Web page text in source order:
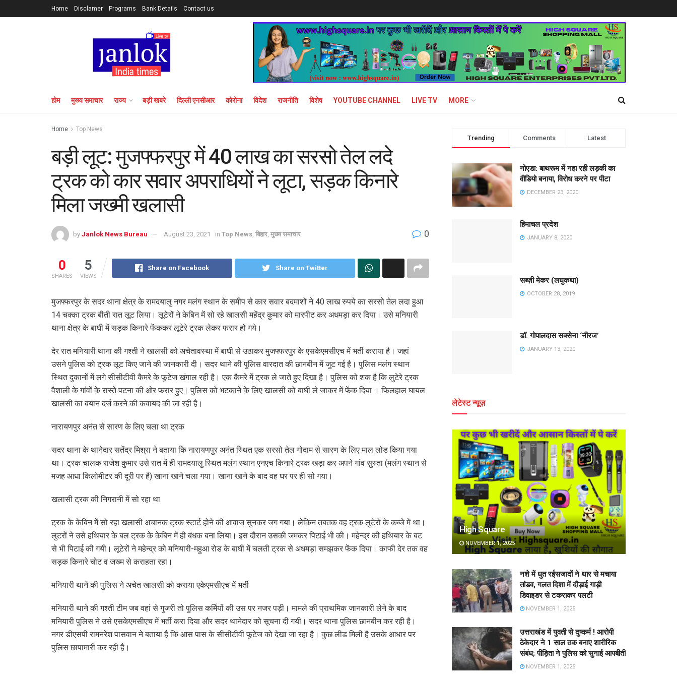
Home Disclamer Programs Bank Details Contact us
होम मुख्य समाचार राज्य बड़ी खबरे दिल्ली एनसीआर कोरोना विदेश राजनीति विशेष YOUTUBE CHANNEL LIVE TV MORE
Home Top News
बड़ी लूट: मुजफ्फरपुर में 40 लाख का सरसो तेल लदे
ट्रक को कार सवार अपराधियों ने लूटा, सड़क किनारे
मिला जख्मी खलासी
by Janlok News Bureau August 23, 2021 in Top News बिहार, मुख्य समाचार 0
0
SHARES
5
VIEWS
Share on Facebook Share on Twitter
मुजफ्फरपुर के सदर थाना क्षेत्र के रामदयालु नगर मलंग स्थान के समीप से कार सवार बदमाशों ने 40 लाख रुपये का सरसो तेल लदा हुआ
14 चक्का ट्रक बीती रात लूट लिया। लूटेरों ने केबिन में सो रहे खालसी महेंद्र कुमार को मारपीट कर अधमड़ा कर दिया। उसे मनियारी
थाना क्षेत्र के बाघी में सड़क किनारे फेंककर लूटेरे ट्रक लेकर फरार हो गये।
देर रात मनियारी थाना की गश्ती ने खालसी को अचेतावस्था में बाघी से उठाकर मुजफ्फरपुर के एसकेएमसीएच में भर्ती कराया है। जहां
उसने पुलिस को ट्रक लूट किए जाने की जानकारी दी। सदर थाने की पुलिस वारदात की छानबीन में जुट गई है। पुलिस मलंग स्थान
स्थित दुकानों में लगे सीसीटीवी कैमरे के फूटेज खंगाल रही है। एक कैमरे में ट्रक ले जाते हुए दिखा है। पुलिस को शक है कि लुटेरे ट्रक
वैशाली के गांवों के रास्ते पटना की ओर फरार हुए। पुलिस को भटकाने के लिए खालसी को बाघी ले जाकर में फेंक दिया । फिलहाल घायल
खालसी का बयान दर्ज करने की कवायद की जा रही है।
नारायणपुर अनंत से सारण के लिए चला था ट्रक
सदर थाना के थानेदार सतेंद्र मिश्रा ने बताया कि नारायणपुर अनंत स्थित एक सरसो तेल गोदाम से सारण के लिए माल लोड किया गया
था। ट्रक चालक राजेश कुमार उसे रात में ही रामदयालु स्थित मलंग स्थान एनएच किनारे ट्रक खड़ा कर अपने गांव सुस्ता (मलंग स्थान से
मजह आधा किलोमीटर की दूरी पर है) खाना खाने चला गया। खाना खाने के बाद वह घर पर ही सो गया।
खलासी ट्रक की निगरानी में सो रहा था
ट्रक के केबिन में सो रहा खलासी अचानक ट्रक स्टार्ट होने की आवाज सुनकर जग गया। लेकिन तबतक वह ट्रक लुटेरों के कब्जे में था।
लुटरों ने उसे हथियार के बल ट्रक के केबिन में ही बंधक बना लिया। इस दौरान उसकी जमकर पिटाई भी की। महेन्द्र की हथियार के बट
से भी पिटाई की गयी। लूटेरों ने महेन्द्र को मनियारी-महुआ रोड के बाघी में चलती ट्रक से अधमड़ा समझकर फेंक दिया। काफी देर तक वह
सड़क किनारे चोट व जख्म से कराहता रहा।
मनियारी थाने की पुलिस ने अचेत खालसी को कराया एकेएमसीएच में भर्ती
मनियारी थाने की गश्ती टीम जब वहां से गुजरी तो पुलिस कर्मियों की उस पर नजर पड़ी। मामले की प्राथमिक जानकारी लेने के बाद
मनियारी पुलिस ने उसे एसकेएमसीएच में भर्ती करा दिया और सदर थानेदार को सूचना दी गयी। सदर थाना पुलिस छानबीन कर रही है।
नगर डीएसपी रामनरेश पासवान ने बताया है कि आस पास के सीसीटीवी फूटेज को देखा जा रहा है। कुछ लीड मिली है उसके आधार पर
पुलिस छापामारी कर रही है।
Trending Comments Latest
नोएडा: बाथरूम में नहा रही लड़की का
वीडियो बनाया, विरोध करने पर पीटा
DECEMBER 23, 2020
हिमाचल प्रदेश
JANUARY 8, 2020
सब्ज़ी मेकर (लघुकथा)
OCTOBER 28, 2019
डॉ. गोपालदास सक्सेना ‘नीरज’
JANUARY 13, 2020
लेटेस्ट न्यूज़
High Square
NOVEMBER 1, 2025
नशे में धुत रईसजादों ने थार से मचाया
तांडव, गलत दिशा में दौड़ाई गाड़ी
डिवाइडर से टकराकर पलटी
NOVEMBER 1, 2025
उत्तराखंड में युवती से दुष्कर्म ! आरोपी
ठेकेदार ने 1 साल तक बनाए शारीरिक
संबंध; पीड़िता ने पुलिस को सुनाई आपबीती
NOVEMBER 1, 2025